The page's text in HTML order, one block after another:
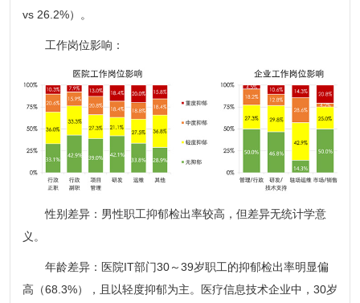
vs 26.2%）。
工作岗位影响：
性别差异：男性职工抑郁检出率较高，但差异无统计学意
义。
年龄差异：医院IT部门30～39岁职工的抑郁检出率明显偏
高（68.3%），且以轻度抑郁为主。医疗信息技术企业中，30岁